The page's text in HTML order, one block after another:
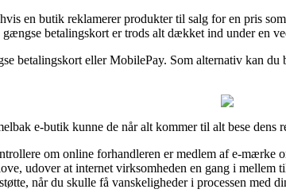
en butik reklamerer produkter til salg for en pris
betalingskort er trods alt dækket ind under en
betalingskort eller MobilePay. Som alternativ kan
e-butik kunne de når alt kommer til alt bese
om online forhandleren er medlem af e-mærke
udover at internet virksomheden en gang i mellem
når du skulle få vanskeligheder i processen med